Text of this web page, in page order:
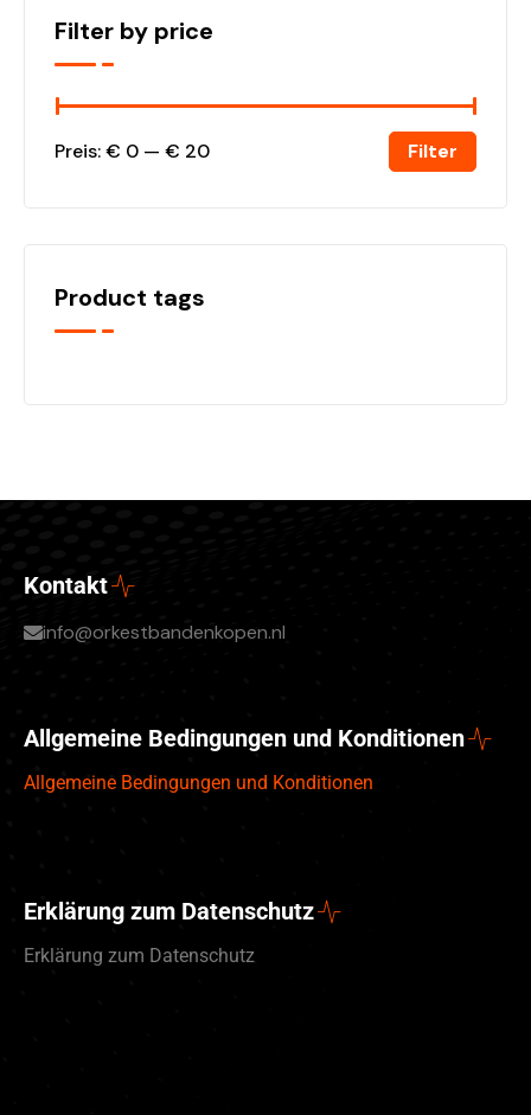
Filter by price
Filter
Preis:€ 0 — € 20
Product tags
Kontakt
info@orkestbandenkopen.nl
Allgemeine Bedingungen und Konditionen
Allgemeine Bedingungen und Konditionen
Erklärung zum Datenschutz
Erklärung zum Datenschutz